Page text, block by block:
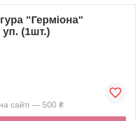
"Герміона"
(1шт.)
сайті — 500 ₴